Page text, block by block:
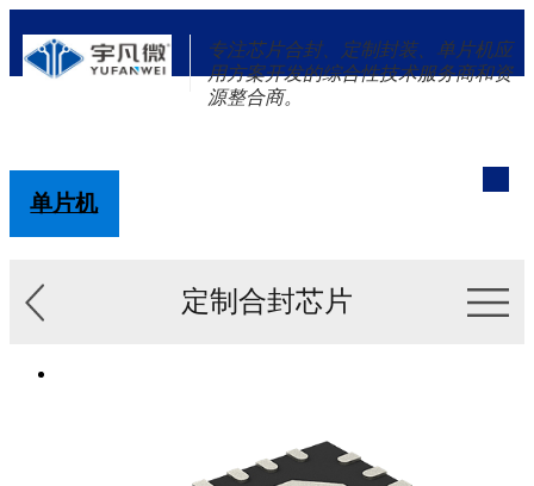
专注芯片合封、定制封装、单片机应
用方案开发的综合性技术服务商和资
源整合商。
单片机
定制合封芯片